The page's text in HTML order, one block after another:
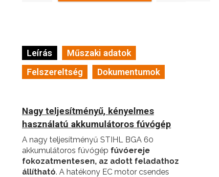
Leírás
Műszaki adatok
Felszereltség
Dokumentumok
Nagy teljesítményű, kényelmes
használatú akkumulátoros fúvógép
A nagy teljesítményű STIHL BGA 60
akkumulátoros fúvógép fúvóereje
fokozatmentesen, az adott feladathoz
állítható. A hatékony EC motor csendes